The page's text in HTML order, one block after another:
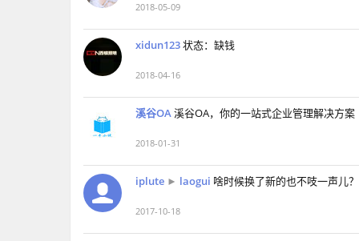
2018-05-09
xidun123状态：缺钱
2018-04-16
溪谷OA溪谷OA，你的一站式企业管理解决方案
2018-01-31
iplute ► laogui 啥时候换了新的也不吱一声儿
2017-10-18